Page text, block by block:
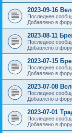
2023-09-16
Последнее
Добавлено в
2023-08-11
Последнее
Добавлено в
2023-07-15
Последнее
Добавлено в
2023-07-08
Последнее
Добавлено в
2023-07-01
Последнее
Добавлено в